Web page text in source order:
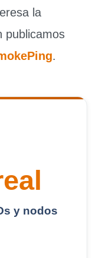
la
publicamos
.
y nodos